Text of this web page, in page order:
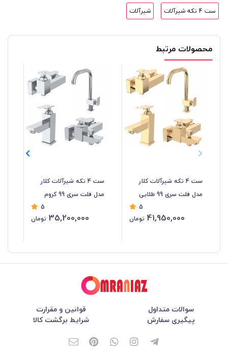
ست 4 تکه شیرآلات شیرآلات
محصولات مرتبط
ست 4 تکه شیرآلات کلار
مدل فلت سری 99 طلایی
5
41,950,000 تومان
ست 4 تکه شیرآلات کلار
مدل فلت سری 99 کروم
5
35,200,000 تومان
سوالات متداول
قوانین و مقرارت
پیگیری سفارش
شرایط برگشت کالا